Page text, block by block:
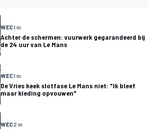
WEC1 m
Achter de schermen: vuurwerk gegarandeerd bij
de 24 uur van Le Mans
WEC1 m
De Vries keek slotfase Le Mans niet: "Ik bleef
maar kleding opvouwen"
WEC2 m